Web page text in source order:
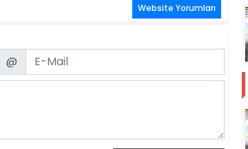
Website Yorumları
Email
@